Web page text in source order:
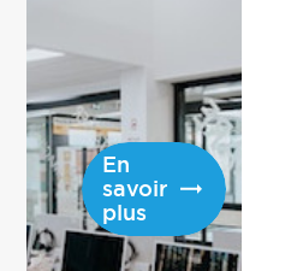
inscription.
En
savoir
plus